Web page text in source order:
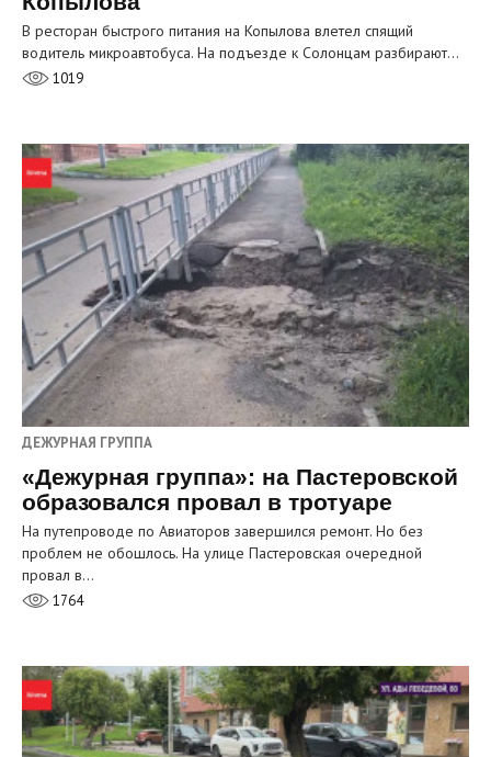
В ресторан быстрого питания на Копылова влетел спящий
водитель микроавтобуса. На подъезде к Солонцам разбирают…
1019
ДЕЖУРНАЯ ГРУППА
«Дежурная группа»: на Пастеровской
образовался провал в тротуаре
На путепроводе по Авиаторов завершился ремонт. Но без
проблем не обошлось. На улице Пастеровская очередной
провал в…
1764